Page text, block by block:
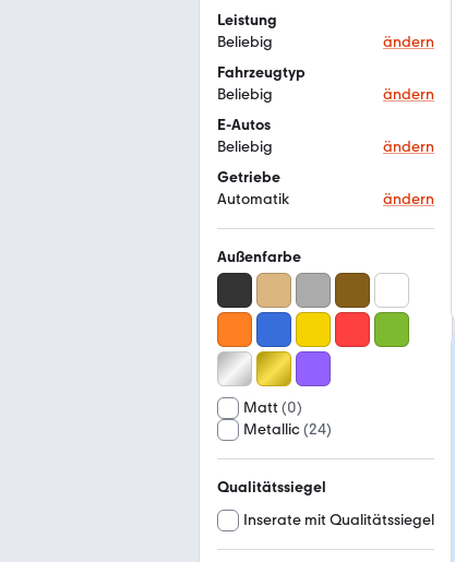
Leistung
Beliebig
ändern
Fahrzeugtyp
Beliebig
ändern
E-Autos
Beliebig
ändern
Getriebe
Automatik
ändern
Außenfarbe
Matt (0)
Metallic(24)
Qualitätssiegel
Inserate mit Qualitätssiegel